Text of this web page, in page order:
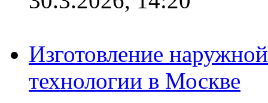
Изготовление
технологии в Москве